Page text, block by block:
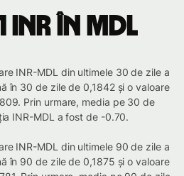
în MDL
INR-MDL din ultimele 30 de zile a
în 30 de zile de 0,1842 și o valoare
Prin urmare, media pe 30 de
INR-MDL a fost de -0.70.
INR-MDL din ultimele 90 de zile a
în 90 de zile de 0,1875 și o valoare